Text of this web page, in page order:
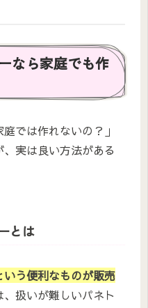
なら家庭でも作
では作れないの？」
実は良い方法がある
とは
いう便利なものが販売
扱いが難しいパネト